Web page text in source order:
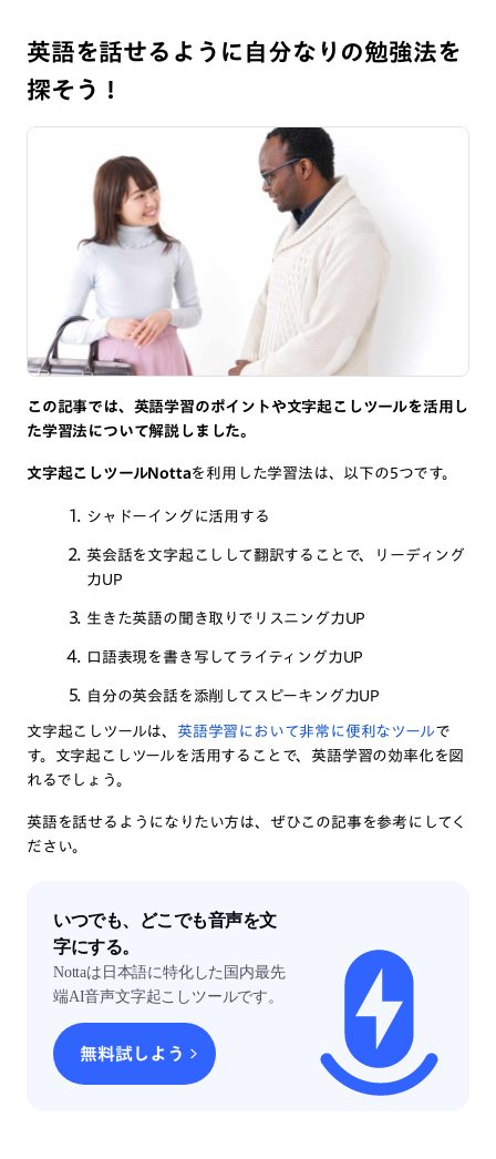
英語を話せるように自分なりの勉強法を
探そう！
この記事では、英語学習のポイントや文字起こしツールを活用し
た学習法について解説しました。
文字起こしツールNottaを利用した学習法は、以下の5つです。
シャドーイングに活用する
英会話を文字起こしして翻訳することで、リーディング
力UP
生きた英語の聞き取りでリスニング力UP
口語表現を書き写してライティング力UP
自分の英会話を添削してスピーキング力UP
文字起こしツールは、 英語学習において非常に便利なツールで
す。文字起こしツールを活用することで、英語学習の効率化を図
れるでしょう。
英語を話せるようになりたい方は、ぜひこの記事を参考にしてく
ださい。
いつでも、どこでも音声を文
字にする。
Nottaは日本語に特化した国内最先
端AI音声文字起こしツールです。
無料試しよう